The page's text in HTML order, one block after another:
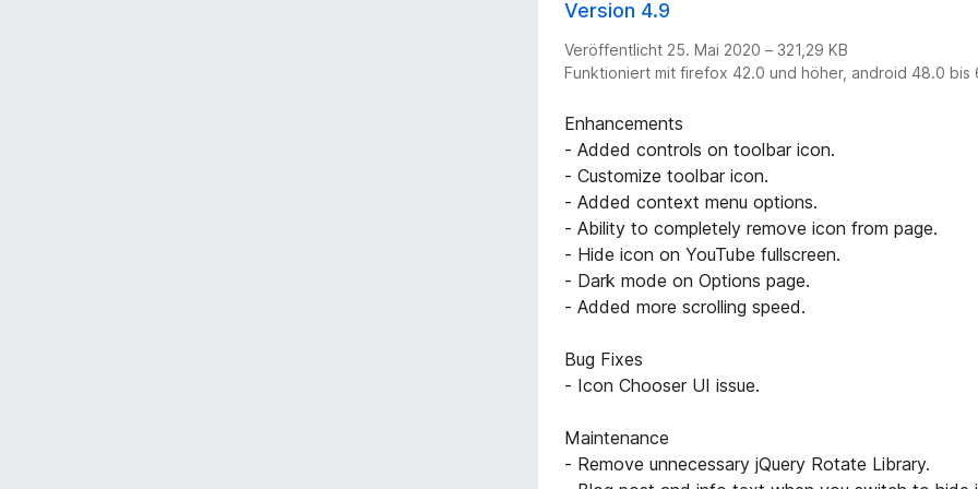
Version 4.9
Veröffentlicht 25. Mai 2020 – 321,29 KB
Funktioniert mit firefox 42.0 und höher, android 48.0 bis
Enhancements
- Added controls on toolbar icon.
- Customize toolbar icon.
- Added context menu options.
- Ability to completely remove icon from page.
- Hide icon on YouTube fullscreen.
- Dark mode on Options page.
- Added more scrolling speed.
Bug Fixes
- Icon Chooser UI issue.
Maintenance
- Remove unnecessary jQuery Rotate Library.